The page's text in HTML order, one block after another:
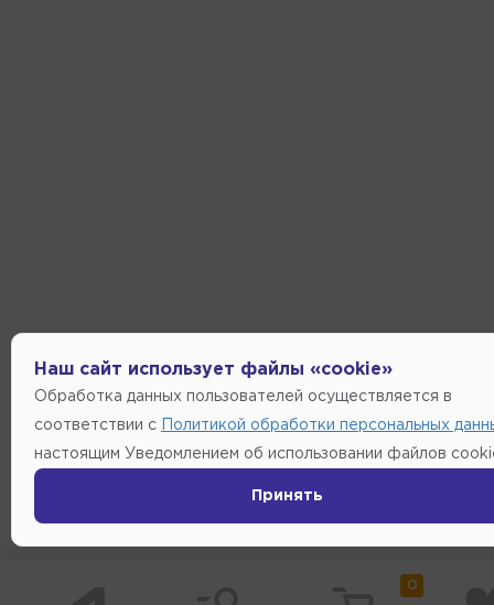
0
Наш сайт использует файлы «cookie»
Обработка данных пользователей осуществляется в
соответствии с Политикой обработки персональных
настоящим Уведомлением об использовании файлов
Принять